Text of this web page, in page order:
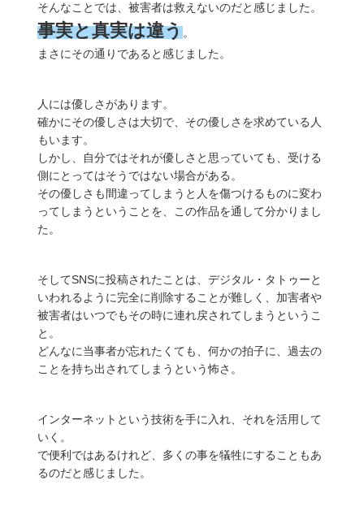
そんなことでは、被害者は救えないのだと感じました。
事実と真実は違う。
まさにその通りであると感じました。
人には優しさがあります。
確かにその優しさは大切で、その優しさを求めている人
もいます。
しかし、自分ではそれが優しさと思っていても、受ける
側にとってはそうではない場合がある。
その優しさも間違ってしまうと人を傷つけるものに変わ
ってしまうということを、この作品を通して分かりまし
た。
そしてSNSに投稿されたことは、デジタル・タトゥーと
いわれるように完全に削除することが難しく、加害者や
被害者はいつでもその時に連れ戻されてしまうというこ
と。
どんなに当事者が忘れたくても、何かの拍子に、過去の
ことを持ち出されてしまうという怖さ。
インターネットという技術を手に入れ、それを活用して
いく。
で便利ではあるけれど、多くの事を犠牲にすることもあ
るのだと感じました。